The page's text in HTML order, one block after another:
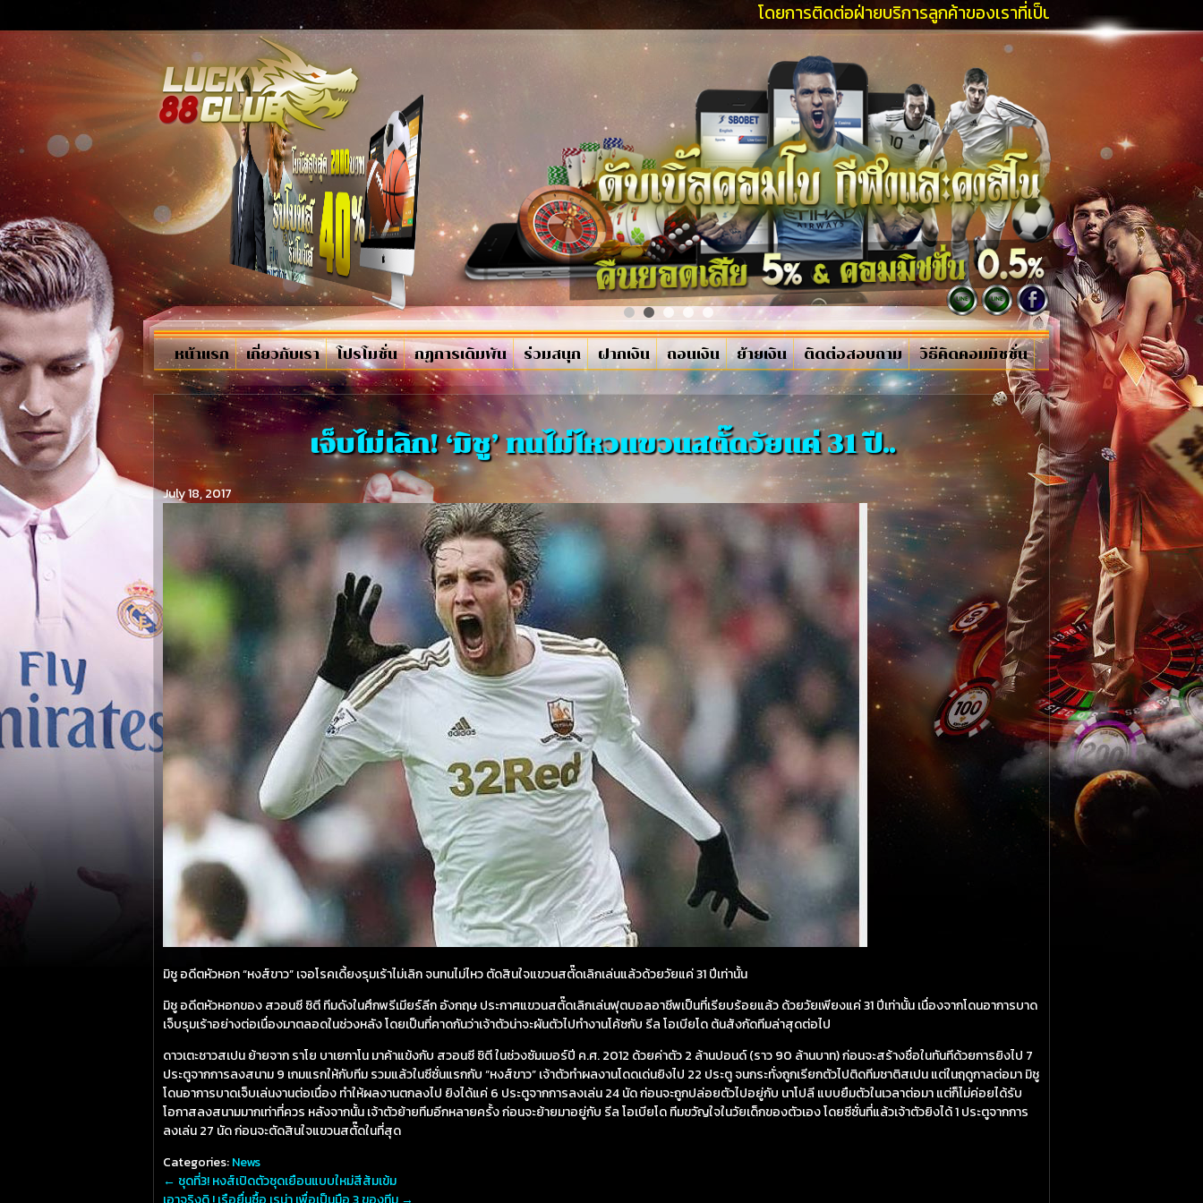
โดยการติดต่อฝ่ายบริการลูกค้าของเราที่เป็นมืออาชีพและคุณจะได้รับโปรโ
หน้าแรก เกี่ยวกับเรา โปรโมชั่น กฏการเดิมพัน ร่วมสนุก ฝากเงิน ถอนเงิน ย้ายเงิน ติดต่อสอบถาม วิธีคิดคอมมิชชั่น
เจ็บไม่เลิก! ‘มิชู’ ทนไม่ไหวแขวนสตั๊ดวัยแค่ 31 ปี..
July 18, 2017
มิชู อดีตหัวหอก “หงส์ขาว” เจอโรคเดี้ยงรุมเร้าไม่เลิก จนทนไม่ไหว ตัดสินใจแขวนสตั๊ดเลิกเล่นแล้วด้วยวัยแค่ 31 ปีเท่านั้น
มิชู อดีตหัวหอกของ สวอนซี ซิตี ทีมดังในศึกพรีเมียร์ลีก อังกฤษ ประกาศแขวนสตั๊ดเลิกเล่นฟุตบอลอาชีพเป็นที่เรียบร้อยแล้ว ด้วยวัยเพียงแค่ 31 ปีเท่านั้น เนื่องจากโดนอาการบาด
เจ็บรุมเร้าอย่างต่อเนื่องมาตลอดในช่วงหลัง โดยเป็นที่คาดกันว่าเจ้าตัวน่าจะผันตัวไปทำงานโค้ชกับ รีล โอเบียโด ต้นสังกัดทีมล่าสุดต่อไป
ดาวเตะชาวสเปน ย้ายจาก ราโย บาเยกาโน มาค้าแข้งกับ สวอนซี ซิตี ในช่วงซัมเมอร์ปี ค.ศ. 2012 ด้วยค่าตัว 2 ล้านปอนด์ (ราว 90 ล้านบาท) ก่อนจะสร้างชื่อในทันทีด้วยการยิงไป 7
ประตูจากการลงสนาม 9 เกมแรกให้กับทีม รวมแล้วในซีซั่นแรกกับ “หงส์ขาว” เจ้าตัวทำผลงานโดดเด่นยิงไป 22 ประตู จนกระทั่งถูกเรียกตัวไปติดทีมชาติสเปน แต่ในฤดูกาลต่อมา มิชู
โดนอาการบาดเจ็บเล่นงานต่อเนื่อง ทำให้ผลงานตกลงไป ยิงได้แค่ 6 ประตูจากการลงเล่น 24 นัด ก่อนจะถูกปล่อยตัวไปอยู่กับ นาโปลี แบบยืมตัวในเวลาต่อมา แต่ก็ไม่ค่อยได้รับ
โอกาสลงสนามมากเท่าที่ควร หลังจากนั้น เจ้าตัวย้ายทีมอีกหลายครั้ง ก่อนจะย้ายมาอยู่กับ รีล โอเบียโด ทีมขวัญใจในวัยเด็กของตัวเอง โดยซีซั่นที่แล้วเจ้าตัวยิงได้ 1 ประตูจากการ
ลงเล่น 27 นัด ก่อนจะตัดสินใจแขวนสตั๊ดในที่สุด
Categories:News
← ชุดที่3! หงส์เปิดตัวชุดเยือนแบบใหม่สีส้มเข้ม